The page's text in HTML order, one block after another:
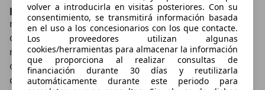
volver a introducirla en visitas posteriores. Con su
consentimiento, se transmitirá información basada
en el uso a los concesionarios con los que contacte.
Los proveedores utilizan algunas
cookies/herramientas para almacenar la información
que proporciona al realizar consultas de
financiación durante 30 días y reutilizarla
automáticamente durante este periodo para
precisión . Según los ingenieros, se ha reducido el
ratio y se ha colocado el motor de asistencia en la
cremallera, en vez de en la columna, para obtener una
respuesta más directa y deportiva. El tacto, no
obstante, sigue siendo muy del gusto de los usuarios
del Qashqai con un peso muy ligero para facilitar las